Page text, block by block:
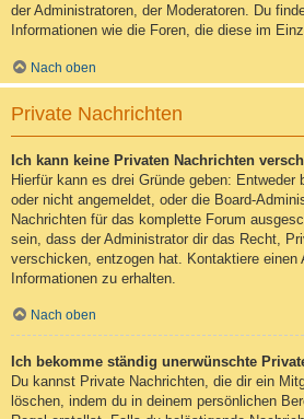
der Administratoren, der Moderatoren. Du
Informationen wie die Foren, die diese im
Nach oben
Private Nachrichten
Ich kann keine Privaten Nachrichten
Hierfür kann es drei Gründe geben:
oder nicht angemeldet, oder die Board-
Nachrichten für das komplette Forum
sein, dass der Administrator dir das Recht,
verschicken, entzogen hat. Kontaktiere einen
Informationen zu erhalten.
Nach oben
Ich bekomme ständig unerwünschte
Du kannst Private Nachrichten, die dir ein
löschen, indem du in deinem persönlichen